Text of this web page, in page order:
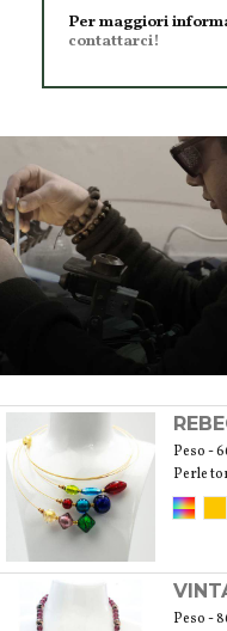
Per maggiori
contattarci!
Peso -
Peso -